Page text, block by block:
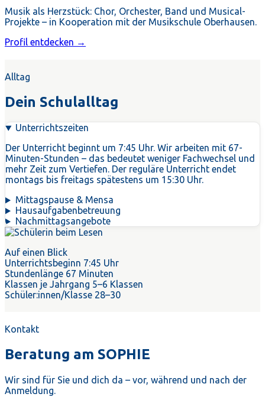
Musik als Herzstück: Chor, Orchester, Band und Musical-
Projekte – in Kooperation mit der Musikschule Oberhausen.
Profil entdecken →
Alltag
Dein Schulalltag
Unterrichtszeiten
Der Unterricht beginnt um 7:45 Uhr. Wir arbeiten mit 67-
Minuten-Stunden – das bedeutet weniger Fachwechsel und
mehr Zeit zum Vertiefen. Der reguläre Unterricht endet
montags bis freitags spätestens um 15:30 Uhr.
Mittagspause & Mensa
Hausaufgabenbetreuung
Nachmittagsangebote
Auf einen Blick
Unterrichtsbeginn 7:45 Uhr
Stundenlänge 67 Minuten
Klassen je Jahrgang 5–6 Klassen
Schüler:innen/Klasse 28–30
Kontakt
Beratung am SOPHIE
Wir sind für Sie und dich da – vor, während und nach der
Anmeldung.